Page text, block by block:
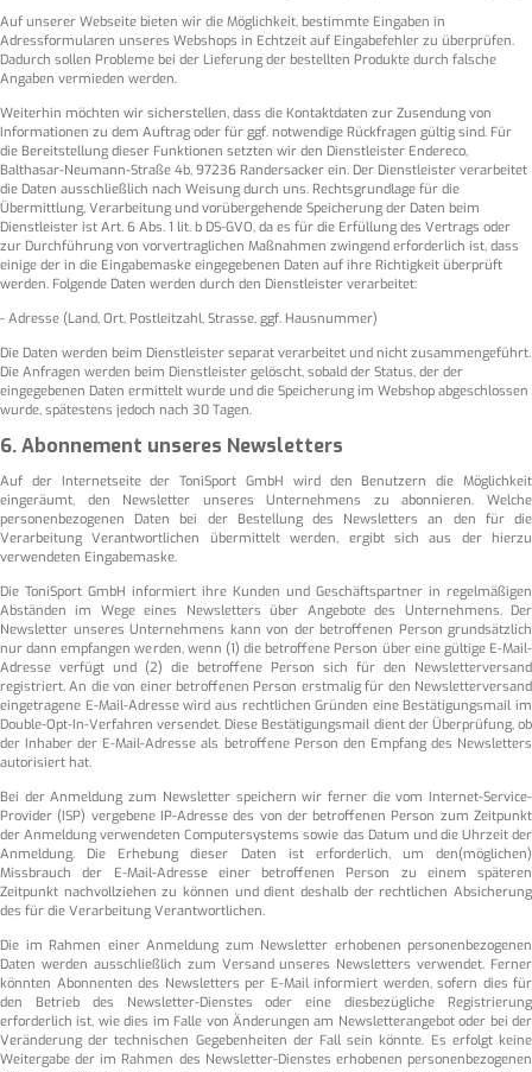
Auf unserer Webseite bieten wir die Möglichkeit, bestimmte Eingaben in
Adressformularen unseres Webshops in Echtzeit auf Eingabefehler zu überprüfen.
Dadurch sollen Probleme bei der Lieferung der bestellten Produkte durch falsche
Angaben vermieden werden.
Weiterhin möchten wir sicherstellen, dass die Kontaktdaten zur Zusendung von
Informationen zu dem Auftrag oder für ggf. notwendige Rückfragen gültig sind. Für
die Bereitstellung dieser Funktionen setzten wir den Dienstleister Endereco,
Balthasar-Neumann-Straße 4b, 97236 Randersacker ein. Der Dienstleister verarbeitet
die Daten ausschließlich nach Weisung durch uns. Rechtsgrundlage für die
Übermittlung, Verarbeitung und vorübergehende Speicherung der Daten beim
Dienstleister ist Art. 6 Abs. 1 lit. b DS-GVO, da es für die Erfüllung des Vertrags oder
zur Durchführung von vorvertraglichen Maßnahmen zwingend erforderlich ist, dass
einige der in die Eingabemaske eingegebenen Daten auf ihre Richtigkeit überprüft
werden. Folgende Daten werden durch den Dienstleister verarbeitet:
- Adresse (Land, Ort, Postleitzahl, Strasse, ggf. Hausnummer)
Die Daten werden beim Dienstleister separat verarbeitet und nicht zusammengeführt.
Die Anfragen werden beim Dienstleister gelöscht, sobald der Status, der der
eingegebenen Daten ermittelt wurde und die Speicherung im Webshop abgeschlossen
wurde, spätestens jedoch nach 30 Tagen.
6. Abonnement unseres Newsletters
Auf der Internetseite der ToniSport GmbH wird den Benutzern die Möglichkeit
eingeräumt, den Newsletter unseres Unternehmens zu abonnieren. Welche
personenbezogenen Daten bei der Bestellung des Newsletters an den für die
Verarbeitung Verantwortlichen übermittelt werden, ergibt sich aus der hierzu
verwendeten Eingabemaske.
Die ToniSport GmbH informiert ihre Kunden und Geschäftspartner in regelmäßigen
Abständen im Wege eines Newsletters über Angebote des Unternehmens. Der
Newsletter unseres Unternehmens kann von der betroffenen Person grundsätzlich
nur dann empfangen werden, wenn (1) die betroffene Person über eine gültige E-Mail-
Adresse verfügt und (2) die betroffene Person sich für den Newsletterversand
registriert. An die von einer betroffenen Person erstmalig für den Newsletterversand
eingetragene E-Mail-Adresse wird aus rechtlichen Gründen eine Bestätigungsmail im
Double-Opt-In-Verfahren versendet. Diese Bestätigungsmail dient der Überprüfung, ob
der Inhaber der E-Mail-Adresse als betroffene Person den Empfang des Newsletters
autorisiert hat.
Bei der Anmeldung zum Newsletter speichern wir ferner die vom Internet-Service-
Provider (ISP) vergebene IP-Adresse des von der betroffenen Person zum Zeitpunkt
der Anmeldung verwendeten Computersystems sowie das Datum und die Uhrzeit der
Anmeldung. Die Erhebung dieser Daten ist erforderlich, um den(möglichen)
Missbrauch der E-Mail-Adresse einer betroffenen Person zu einem späteren
Zeitpunkt nachvollziehen zu können und dient deshalb der rechtlichen Absicherung
des für die Verarbeitung Verantwortlichen.
Die im Rahmen einer Anmeldung zum Newsletter erhobenen personenbezogenen
Daten werden ausschließlich zum Versand unseres Newsletters verwendet. Ferner
könnten Abonnenten des Newsletters per E-Mail informiert werden, sofern dies für
den Betrieb des Newsletter-Dienstes oder eine diesbezügliche Registrierung
erforderlich ist, wie dies im Falle von Änderungen am Newsletterangebot oder bei der
Veränderung der technischen Gegebenheiten der Fall sein könnte. Es erfolgt keine
Weitergabe der im Rahmen des Newsletter-Dienstes erhobenen personenbezogenen